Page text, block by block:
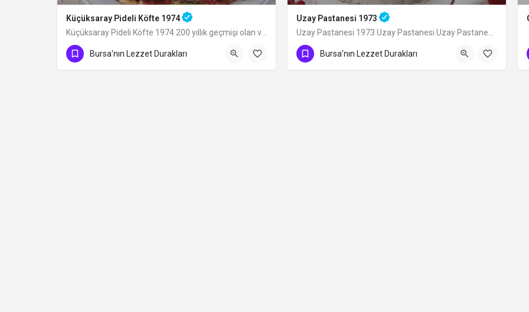
Küçüksaray Pideli Köfte 1974
Küçüksaray Pideli Köfte 1974 200 yıllık geçmişi olan ve Bursa’nın geleneksel…
Bursa'nın Lezzet Durakları
Uzay Pastanesi 1973
Uzay Pastanesi 1973 Uzay Pastanesi Uzay Pastanesi, Bursa’da pastacılık denince ilk…
0224 251 81 49
Bursa'nın Lezzet Durakları